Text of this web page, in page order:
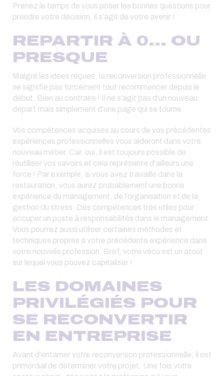
Prenez le temps de vous poser les bonnes questions pour
prendre votre décision, il s'agit de votre avenir !
REPARTIR À 0... OU
PRESQUE
Malgré les idées reçues, la reconversion professionnelle
ne signifie pas forcément tout recommencer depuis le
début. Bien au contraire ! Il ne s'agit pas d'un nouveau
départ mais simplement d'une page qui se tourne.
Vos compétences acquises au cours de vos précédentes
expériences professionnelles vous aideront dans votre
nouveau métier. Car, oui, il est toujours possible de
réutiliser vos savoirs et cela représente d'ailleurs une
force ! Par exemple, si vous avez travaillé dans la
restauration, vous aurez probablement une bonne
expérience du management, de l'organisation et de la
gestion du stress. Des compétences très utiles pour
occuper un poste à responsabilités dans le management.
Vous pourrez aussi utiliser certaines méthodes et
techniques propres à votre précédente expérience dans
votre nouvelle profession. Bref, votre vécu est un atout
sur lequel vous pouvez capitaliser !
LES DOMAINES
PRIVILÉGIÉS POUR
SE RECONVERTIR
EN ENTREPRISE
Avant d'entamer votre reconversion professionnelle, il est
primordial de déterminer votre projet. Une fois votre